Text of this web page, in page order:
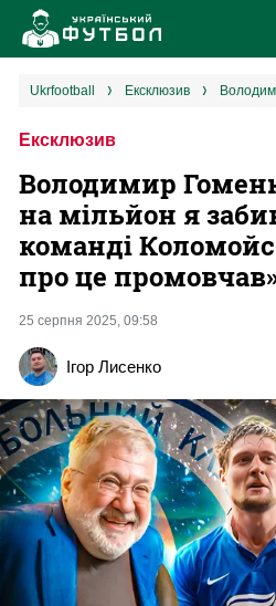
УПЛ
Різне
ukrfootball ексклюзив
Ексклюзив
Володимир
на мільйон я
команді
про це
25 серпня 2025, 09:58
Ігор Лисенко